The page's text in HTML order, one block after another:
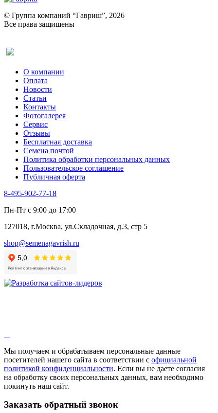
Ревень
Рукола
Рута
Тмин
Трава для чая
Туласи
Укроп
Фенхель пряный
Хризантема овощная
Цикорий пряный
Цикорий салатный (Витлуф)
Черемша
Шпинат
Щавель
Эндивий
Эстрагон
Алтей
Бессмертник
Валериана
Валерианелла
Гибискус лекарственный
Девясил
Душица
Змееголовник
Мыльнянка
Мята
Овсяный корень
Огуречная трава
Пустырник
Репешок
© Группа компаний “Гавриш”, 2026
Все права защищены
О компании
Оплата
Новости
Статьи
Контакты
Фотогалерея​
Сервис
Отзывы
Бесплатная доставка
Семена почтой
Политика обработки персональных данных
Пользовательское соглашение
Публичная оферта
8-495-902-77-18
Пн-Пт с 9:00 до 17:00
127018, г.Москва, ул.Складочная, д.3, стр 5
shop@semenagavrish.ru
Мы получаем и обрабатываем персональные данные
посетителей нашего сайта в соответствии с официальной
политикой конфиденциальности. Если вы не даете согласия
на обработку своих персональных данных, вам необходимо
покинуть наш сайт.
Заказать обратный звонок